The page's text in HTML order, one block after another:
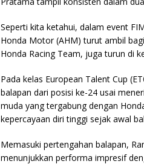
Seperti kita ketahui, dalam event
Honda Motor (AHM) turut ambil
Honda Racing Team, juga turun di
Pada kelas European Talent Cup
balapan dari posisi ke-24 usai
muda yang tergabung dengan
kepercayaan diri tinggi sejak awal
Memasuki pertengahan balapan,
menunjukkan performa impresif